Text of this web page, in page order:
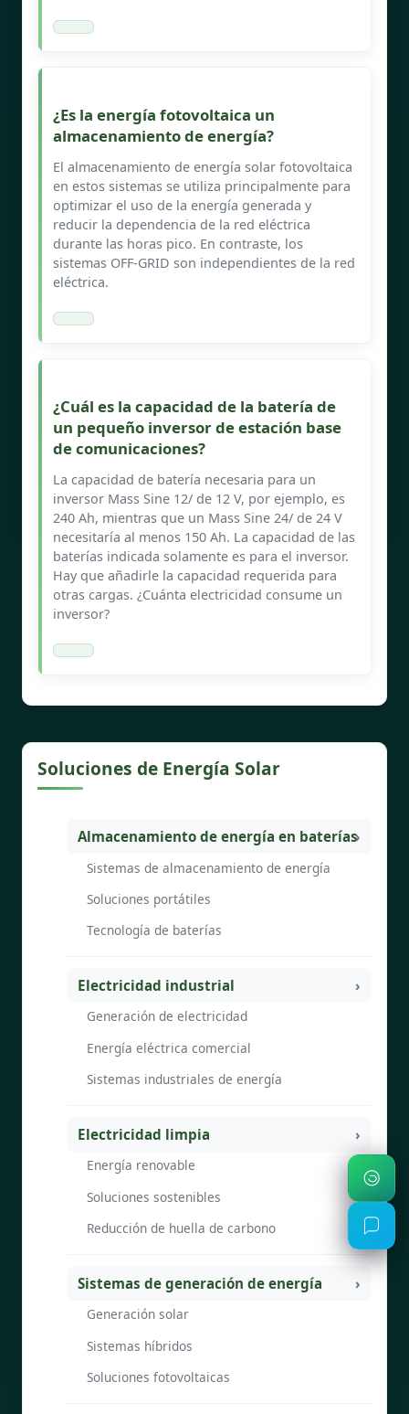
¿Es la energía fotovoltaica un
almacenamiento de energía?
El almacenamiento de energía solar fotovoltaica
en estos sistemas se utiliza principalmente para
optimizar el uso de la energía generada y
reducir la dependencia de la red eléctrica
durante las horas pico. En contraste, los
sistemas OFF-GRID son independientes de la red
eléctrica.
¿Cuál es la capacidad de la batería de
un pequeño inversor de estación base
de comunicaciones?
La capacidad de batería necesaria para un
inversor Mass Sine 12/ de 12 V, por ejemplo, es
240 Ah, mientras que un Mass Sine 24/ de 24 V
necesitaría al menos 150 Ah. La capacidad de las
baterías indicada solamente es para el inversor.
Hay que añadirle la capacidad requerida para
otras cargas. ¿Cuánta electricidad consume un
inversor?
Soluciones de Energía Solar
Almacenamiento de energía en baterías
Sistemas de almacenamiento de energía
Soluciones portátiles
Tecnología de baterías
Electricidad industrial
Generación de electricidad
Energía eléctrica comercial
Sistemas industriales de energía
Electricidad limpia
Energía renovable
Soluciones sostenibles
Reducción de huella de carbono
Sistemas de generación de energía
Generación solar
Sistemas híbridos
Soluciones fotovoltaicas